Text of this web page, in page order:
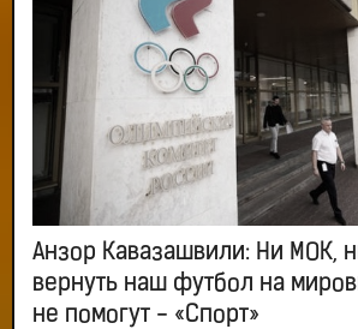
Анзор Кавазашвили: Ни МОК,
вернуть наш футбол на
не помогут - «Спорт»